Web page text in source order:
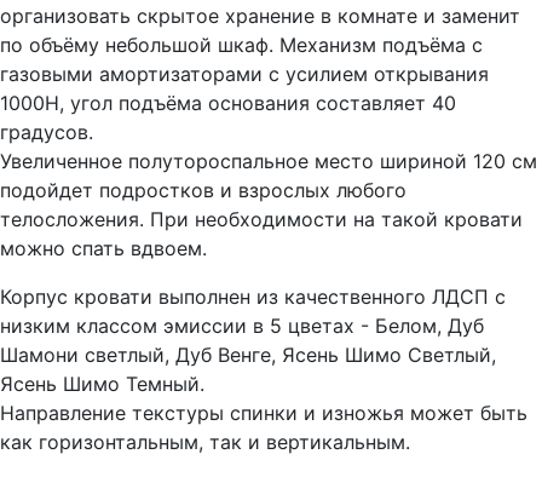
организовать скрытое хранение в комнате и заменит
по объёму небольшой шкаф. Механизм подъёма с
газовыми амортизаторами с усилием открывания
1000Н, угол подъёма основания составляет 40
градусов.
Увеличенное полутороспальное место шириной 120 см
подойдет подростков и взрослых любого
телосложения. При необходимости на такой кровати
можно спать вдвоем.
Корпус кровати выполнен из качественного ЛДСП с
низким классом эмиссии в 5 цветах - Белом, Дуб
Шамони светлый, Дуб Венге, Ясень Шимо Светлый,
Ясень Шимо Темный.
Направление текстуры спинки и изножья может быть
как горизонтальным, так и вертикальным.